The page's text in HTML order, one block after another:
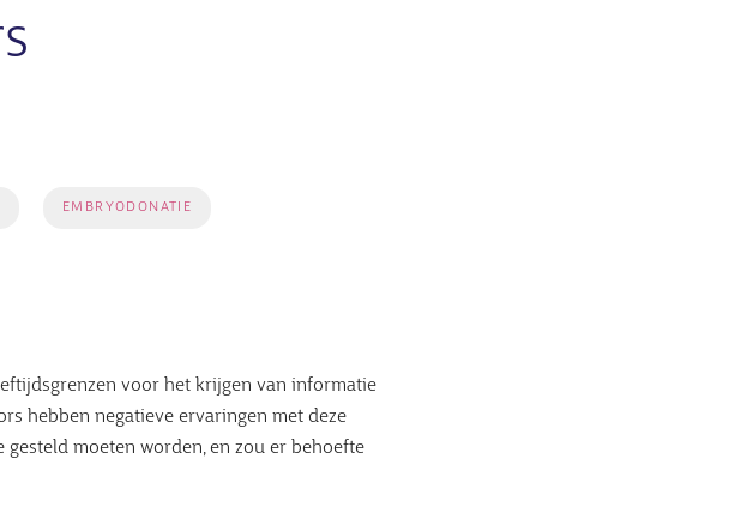
EMBRYODONATIE
voor het krijgen van informatie
hebben negatieve ervaringen met deze
moeten worden, en zou er behoefte